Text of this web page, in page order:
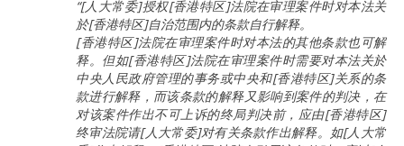
“[人大常委]授权[香港特区]法院在审理案件时对本法关
於[香港特区]自治范围内的条款自行解释。
[香港特区]法院在审理案件时对本法的其他条款也可解
释。但如[香港特区]法院在审理案件时需要对本法关於
中央人民政府管理的事务或中央和[香港特区]关系的条
款进行解释，而该条款的解释又影响到案件的判决，在
对该案件作出不可上诉的终局判决前，应由[香港特区]
终审法院请[人大常委]对有关条款作出解释。如[人大常